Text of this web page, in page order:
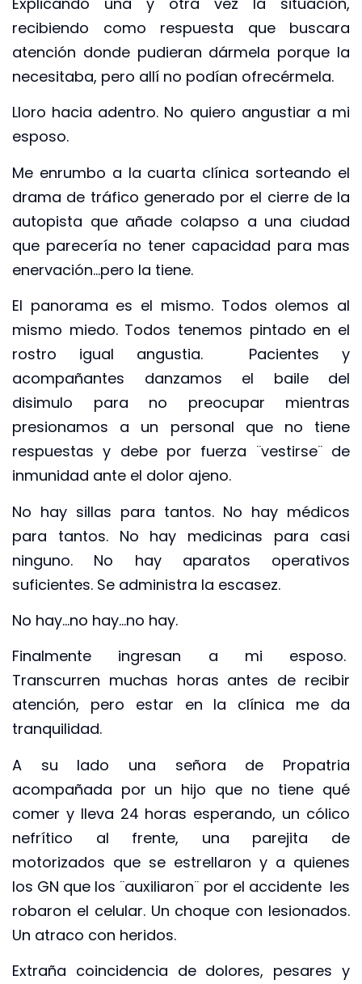
recibiendo como respuesta que buscara
atención donde pudieran dármela porque la
necesitaba, pero allí no podían ofrecérmela.
Lloro hacia adentro. No quiero angustiar a mi
esposo.
Me enrumbo a la cuarta clínica sorteando el
drama de tráfico generado por el cierre de la
autopista que añade colapso a una ciudad
que parecería no tener capacidad para mas
enervación…pero la tiene.
El panorama es el mismo. Todos olemos al
mismo miedo. Todos tenemos pintado en el
rostro igual angustia. Pacientes y
acompañantes danzamos el baile del
disimulo para no preocupar mientras
presionamos a un personal que no tiene
respuestas y debe por fuerza ¨vestirse¨ de
inmunidad ante el dolor ajeno.
No hay sillas para tantos. No hay médicos
para tantos. No hay medicinas para casi
ninguno. No hay aparatos operativos
suficientes. Se administra la escasez.
No hay…no hay…no hay.
Finalmente ingresan a mi esposo.
Transcurren muchas horas antes de recibir
atención, pero estar en la clínica me da
tranquilidad.
A su lado una señora de Propatria
acompañada por un hijo que no tiene qué
comer y lleva 24 horas esperando, un cólico
nefrítico al frente, una parejita de
motorizados que se estrellaron y a quienes
los GN que los ¨auxiliaron¨ por el accidente les
robaron el celular. Un choque con lesionados.
Un atraco con heridos.
Extraña coincidencia de dolores, pesares y